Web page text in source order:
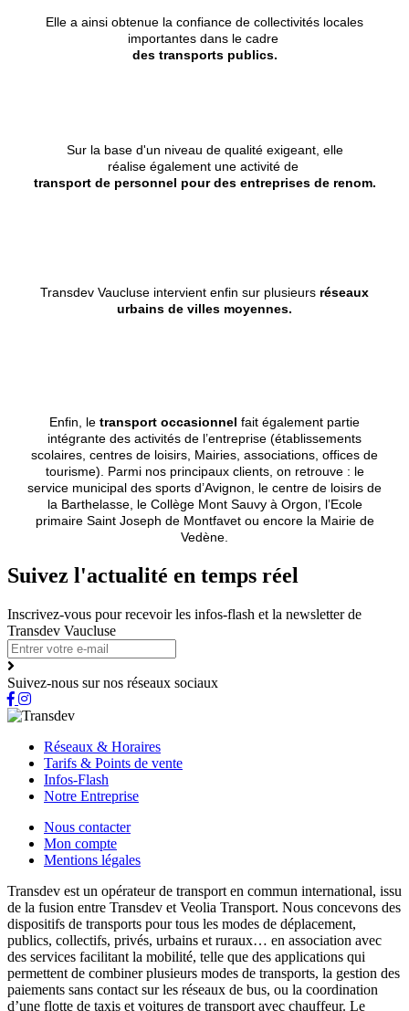
Elle a ainsi obtenue la confiance de collectivités locales
importantes dans le cadre
des transports publics.
Sur la base d'un niveau de qualité exigeant, elle
réalise également une activité de
transport de personnel pour des entreprises de renom.
Transdev Vaucluse intervient enfin sur plusieurs réseaux
urbains de villes moyennes.
Enfin, le transport occasionnel fait également partie
intégrante des activités de l’entreprise (établissements
scolaires, centres de loisirs, Mairies, associations, offices de
tourisme). Parmi nos principaux clients, on retrouve : le
service municipal des sports d’Avignon, le centre de loisirs de
la Barthelasse, le Collège Mont Sauvy à Orgon, l’Ecole
primaire Saint Joseph de Montfavet ou encore la Mairie de
Vedène.
Suivez l'actualité en temps réel
Inscrivez-vous pour recevoir les infos-flash et la newsletter de
Transdev Vaucluse
Suivez-nous sur nos réseaux sociaux
Réseaux & Horaires
Tarifs & Points de vente
Infos-Flash
Notre Entreprise
Nous contacter
Mon compte
Mentions légales
Transdev est un opérateur de transport en commun international, issu
de la fusion entre Transdev et Veolia Transport. Nous concevons des
dispositifs de transports pour tous les modes de déplacement,
publics, collectifs, privés, urbains et ruraux… en association avec
des services facilitant la mobilité, telle que des applications qui
permettent de combiner plusieurs modes de transports, la gestion des
paiements sans contact sur les réseaux de bus, ou la coordination
d’une flotte de taxis et voitures de transport avec chauffeur. Le